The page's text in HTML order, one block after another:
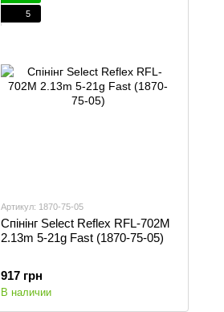
5
Артикул: 1870-75-05
Спінінг Select Reflex RFL-702M
2.13m 5-21g Fast (1870-75-05)
917 грн
В наличии